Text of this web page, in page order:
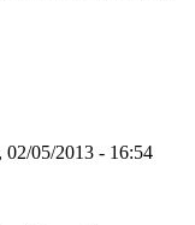
02/05/2013 - 16:54